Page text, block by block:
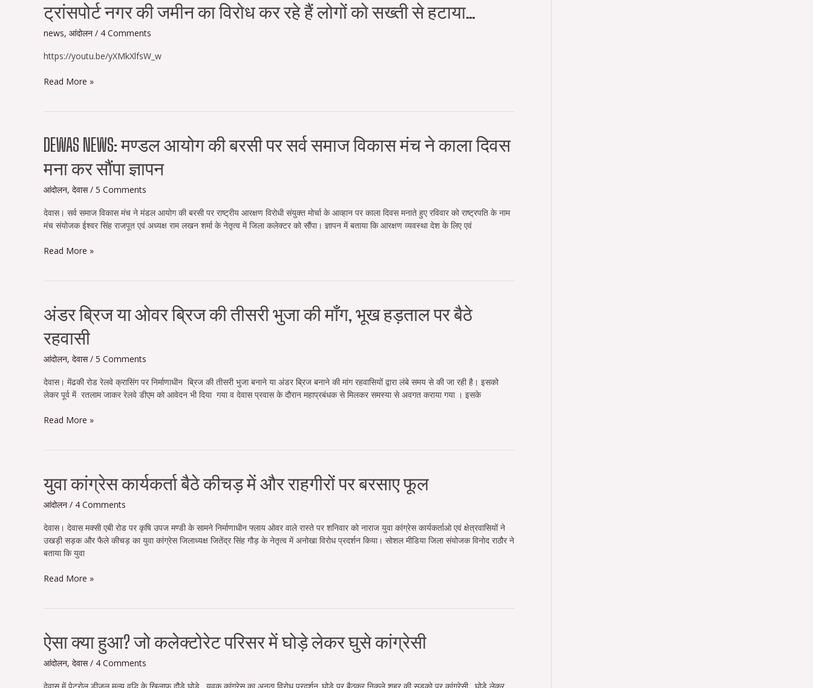
ट्रांसपोर्ट नगर की जमीन का विरोध कर रहे हैं लोगों को सख्ती से हटाया…
news, आंदोलन / 4 Comments
https://youtu.be/yXMkXlfsW_w
Read More »
DEWAS NEWS: मण्डल आयोग की बरसी पर सर्व समाज विकास मंच ने काला दिवस
मना कर सौंपा ज्ञापन
आंदोलन, देवास/ 5 Comments
देवास। सर्व समाज विकास मंच ने मंडल आयोग की बरसी पर राष्ट्रीय आरक्षण विरोधी संयुक्त मोर्चा के आव्हान पर काला दिवस मनाते हुए रविवार को राष्ट्रपति के नाम
मंच संयोजक ईश्वर सिंह राजपूत एवं अध्यक्ष राम लखन शर्मा के नेतृत्व में जिला कलेक्टर को सौंपा। ज्ञापन में बताया कि आरक्षण व्यवस्था देश के लिए एवं
Dewas
news:
मण्डल
आयोग
की
पर
सर्व
विकास
ने
दिवस
मना
सौंपा
ज्ञापन
Read More »
अंडर ब्रिज या ओवर ब्रिज की तीसरी भुजा की माँग, भूख हड़ताल पर बैठे
रहवासी
आंदोलन, देवास/ 5 Comments
देवास। मेंढकी रोड रेलवे क्रासिंग पर निर्माणाधीन ब्रिज की तीसरी भुजा बनाने या अंडर ब्रिज बनाने की मांग रहवासियों द्वारा लंबे समय से की जा रही है। इसको
लेकर पूर्व में रतलाम जाकर रेलवे डीएम को आवेदन भी दिया गया व देवास प्रवास के दौरान महाप्रबंधक से मिलकर समस्या से अवगत कराया गया । इसके
अंडर
ब्रिज
या
ओवर
ब्रिज
तीसरी
भुजा
माँग,
हड़ताल
रहवासी
Read More »
युवा कांग्रेस कार्यकर्ता बैठे कीचड़ में और राहगीरों पर बरसाए फूल
आंदोलन / 4 Comments
देवास। देवास मक्सी एबी रोड पर कृषि उपज मण्डी के सामने निर्माणाधीन फ्लाय ओवर वाले रास्ते पर शनिवार को नाराज युवा कांग्रेस कार्यकर्ताओ एवं क्षेत्रवासियों ने
उखड़ी सड़क और फैले कीचड़ का युवा कांग्रेस जिलाध्यक्ष जितेंद्र सिंह गौड़ के नेतृत्व में अनोखा विरोध प्रदर्शन किया। सोशल मीडिया जिला संयोजक विनोद राठौर ने
बताया कि युवा
युवा
कांग्रेस
कार्यकर्ता
कीचड़
में
और
पर
Read More »
ऐसा क्या हुआ? जो कलेक्टोरेट परिसर में घोड़े लेकर घुसे कांग्रेसी
आंदोलन, देवास/ 4 Comments
ऐसा
क्या
हुआ?